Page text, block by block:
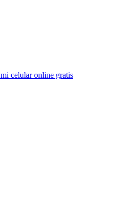
celular online gratis